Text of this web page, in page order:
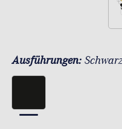
Ausführungen: